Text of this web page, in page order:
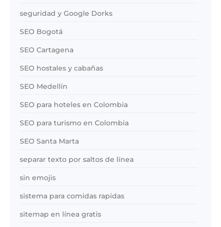
seguridad y Google Dorks
SEO Bogotá
SEO Cartagena
SEO hostales y cabañas
SEO Medellín
SEO para hoteles en Colombia
SEO para turismo en Colombia
SEO Santa Marta
separar texto por saltos de línea
sin emojis
sistema para comidas rapidas
sitemap en línea gratis